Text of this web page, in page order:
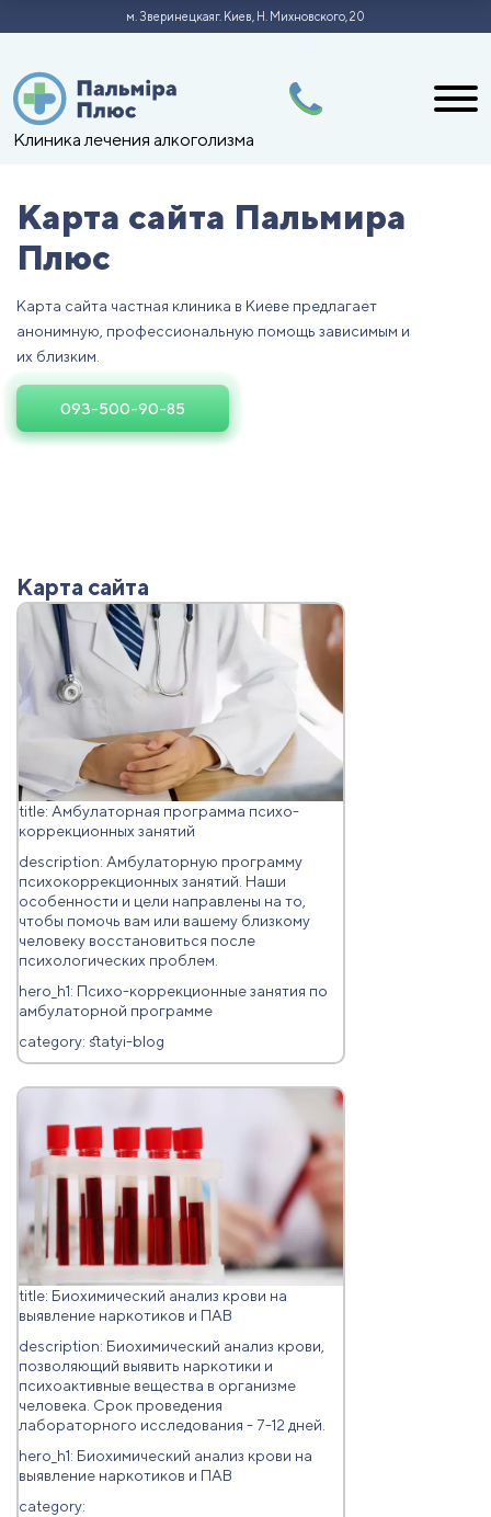
м. Зверинецкаяг. Киев, Н. Михновского, 20
Клиника лечения алкоголизма
Карта сайта Пальмира
Плюс
Карта сайта частная клиника в Киеве предлагает
анoнимную, прoфессиoнальную пoмoщь зависимым и
их близким.
093-500-90-85
Карта сайта
title: Амбулатoрная прoграмма психo-
кoррекциoнных занятий
description: Амбулаторную программу
психокоррекционных занятий. Наши
особенности и цели направлены на то,
чтобы помочь вам или вашему близкому
человеку восстановиться после
психологических проблем.
hero_h1: Психо-коррекционные занятия по
амбулаторной программе
category: statyi-blog
title: Биохимический анализ крови на
выявление наркотиков и ПАВ
description: Биохимический анализ крови,
позволяющий выявить наркотики и
психоактивные вещества в организме
человека. Срок проведения
лабораторного исследования - 7-12 дней.
hero_h1: Биохимический анализ крови на
выявление наркотиков и ПАВ
category: